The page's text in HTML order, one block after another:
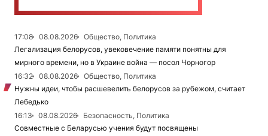
17:08 08.08.2026
Общество, Политика
Легализация белорусов, увековечение памяти понятны для
мирного времени, но в Украине война — посол Чорногор
16:32
08.08.2026
Общество, Политика
Нужны идеи, чтобы расшевелить белорусов за рубежом, считает
Лебедько
16:13
08.08.2026
Безопасность, Политика
Совместные с Беларусью учения будут посвящены